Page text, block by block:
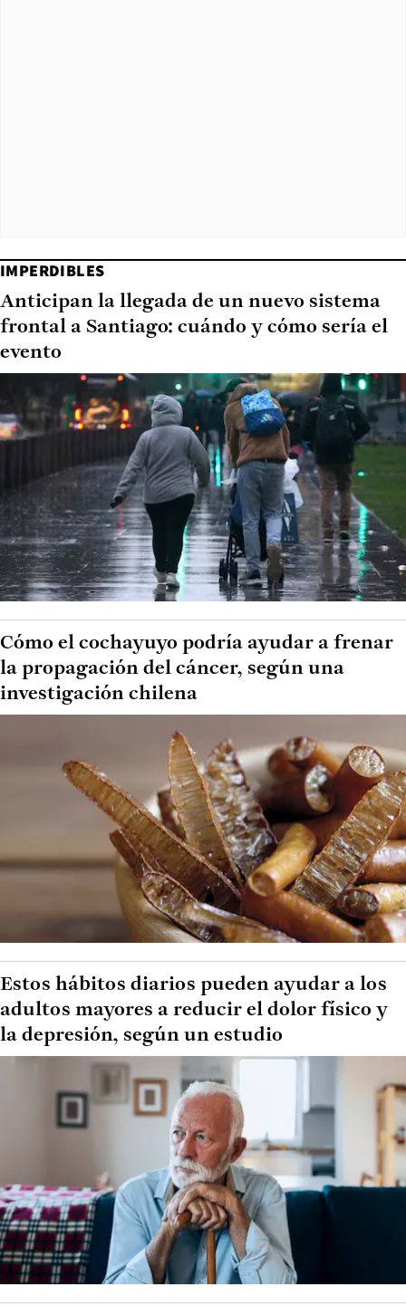
IMPERDIBLES
Anticipan la llegada de un nuevo sistema
frontal a Santiago: cuándo y cómo sería el
evento
Cómo el cochayuyo podría ayudar a frenar
la propagación del cáncer, según una
investigación chilena
Estos hábitos diarios pueden ayudar a los
adultos mayores a reducir el dolor físico y
la depresión, según un estudio